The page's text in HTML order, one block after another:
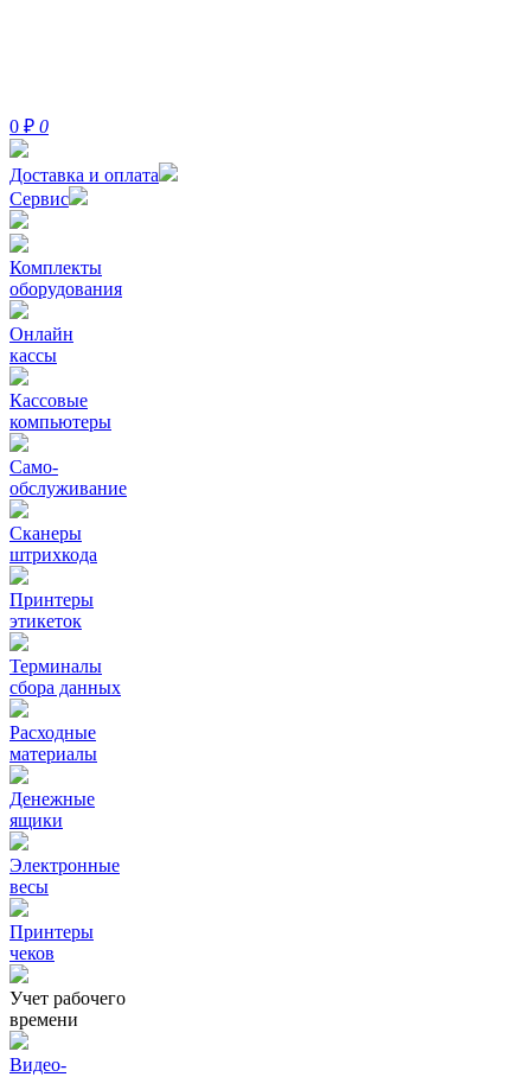
0 ₽ 0
Доставка и оплата
Сервис
Комплекты
оборудования
Онлайн
кассы
Кассовые
компьютеры
Само-
обслуживание
Сканеры
штрихкода
Принтеры
этикеток
Терминалы
сбора данных
Расходные
материалы
Денежные
ящики
Электронные
весы
Принтеры
чеков
Учет рабочего
времени
Видео‑